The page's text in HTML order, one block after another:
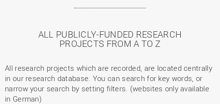
ALL PUBLICLY-FUNDED RESEARCH
PROJECTS FROM A TO Z
All research projects which are recorded, are located centrally
in our research database. You can search for key words, or
narrow your search by setting filters. (websites only available
in German)